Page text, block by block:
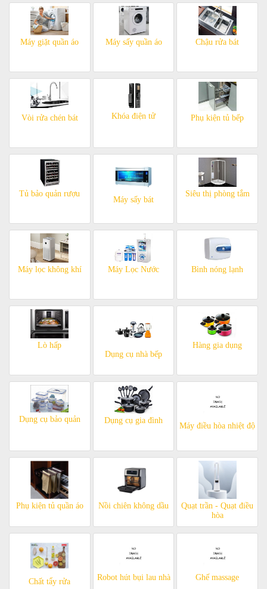
Máy giặt quần áo Máy sấy quần áo Chậu rửa bát
Vòi rửa chén bát Khóa điện tử Phụ kiện tủ bếp
Tủ bảo quản rượu
Máy sấy bát
Siêu thị phòng tắm
Máy lọc không khí Máy Lọc Nước Bình nóng lạnh
Lò hấp
Dụng cụ nhà bếp
Hàng gia dụng
Dụng cụ bảo quản Dụng cụ gia đình
Máy điều hòa nhiệt độ
Phụ kiện tủ quần áo Nồi chiên không dầu
Quạt trần - Quạt điều
hòa
Chất tẩy rửa Robot hút bụi lau nhà Ghế massage